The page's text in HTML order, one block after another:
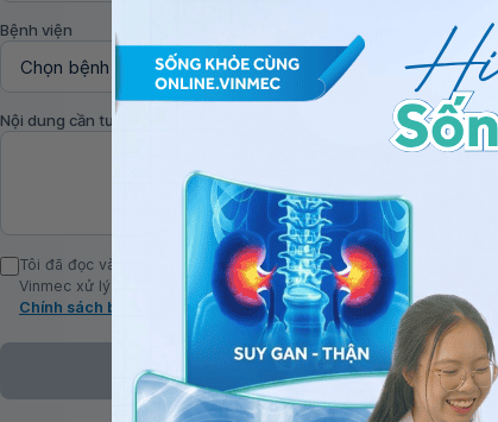
Bệnh viện
Nội dung cần tư vấn
Tôi đã đọc và đồng ý với Chính sách bảo vệ dữ liệu cá nhân của
Vinmec xử lý DLCN của tôi theo quy định của pháp luật về bảo vệ
Chính sách bảo mật
Đăng Ký